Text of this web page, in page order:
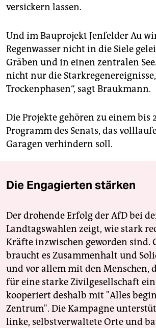
versickern lassen.
Und im Bauprojekt Jenfelder Au
Regenwasser nicht in die Siele
Gräben und in einen zentralen
nicht nur die
Trockenphasen“, sagt Braukmann.
Die Projekte gehören zu einem bis
Programm des Senats, das
Garagen verhindern soll.
Die Engagierten stärken
Der drohende Erfolg der AfD bei
Landtagswahlen zeigt, wie stark
Kräfte inzwischen geworden sind.
braucht es Zusammenhalt und
und vor allem mit den Menschen,
für eine starke Zivilgesellschaft
kooperiert deshalb mit "Alles
Zentrum". Die Kampagne
linke, selbstverwaltete Orte und